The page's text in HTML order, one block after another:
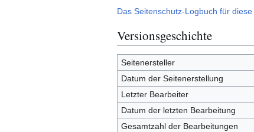
Das Seitenschutz-Logbuch für diese
Versionsgeschichte
Seitenersteller
Datum der Seitenerstellung
Letzter Bearbeiter
Datum der letzten Bearbeitung
Gesamtzahl der Bearbeitungen